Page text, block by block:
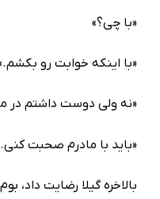
«با چی؟»
«با اینکه خوابت رو
«نه ولی دوست داشتم در
«باید با مادرم صحبت
بالاخره گیلا رضایت داد،